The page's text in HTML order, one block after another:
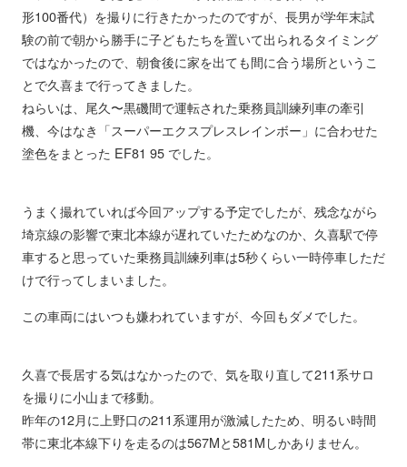
形100番代）を撮りに行きたかったのですが、長男が学年末試
験の前で朝から勝手に子どもたちを置いて出られるタイミング
ではなかったので、朝食後に家を出ても間に合う場所というこ
とで久喜まで行ってきました。
ねらいは、尾久〜黒磯間で運転された乗務員訓練列車の牽引
機、今はなき「スーパーエクスプレスレインボー」に合わせた
塗色をまとった EF81 95 でした。
うまく撮れていれば今回アップする予定でしたが、残念ながら
埼京線の影響で東北本線が遅れていたためなのか、久喜駅で停
車すると思っていた乗務員訓練列車は5秒くらい一時停車しただ
けで行ってしまいました。
この車両にはいつも嫌われていますが、今回もダメでした。
久喜で長居する気はなかったので、気を取り直して211系サロ
を撮りに小山まで移動。
昨年の12月に上野口の211系運用が激減したため、明るい時間
帯に東北本線下りを走るのは567Mと581Mしかありません。